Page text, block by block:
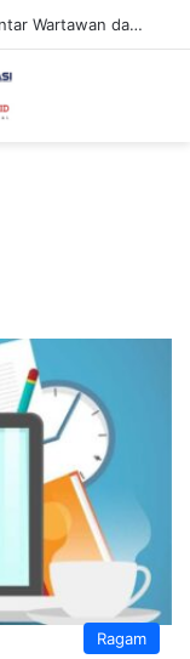
Wali Kota Batu Buka Turnamen Catur Antar Wartawan dan Instansi
Ragam